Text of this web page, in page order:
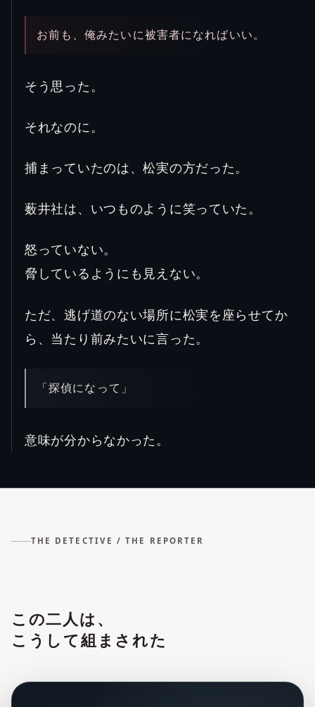
お前も、俺みたいに被害者になればいい。
そう思った。
それなのに。
捕まっていたのは、松実の方だった。
薮井社は、いつものように笑っていた。
怒っていない。
脅しているようにも見えない。
ただ、逃げ道のない場所に松実を座らせてか
ら、当たり前みたいに言った。
「探偵になって」
意味が分からなかった。
THE DETECTIVE / THE REPORTER
この二人は、
こうして組まされた